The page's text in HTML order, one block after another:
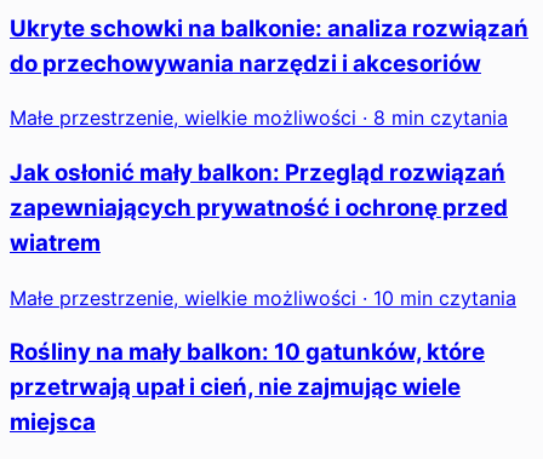
Ukryte schowki na balkonie: analiza rozwiązań
do przechowywania narzędzi i akcesoriów
Małe przestrzenie, wielkie możliwości · 8 min czytania
Jak osłonić mały balkon: Przegląd rozwiązań
zapewniających prywatność i ochronę przed
wiatrem
Małe przestrzenie, wielkie możliwości · 10 min czytania
Rośliny na mały balkon: 10 gatunków, które
przetrwają upał i cień, nie zajmując wiele
miejsca